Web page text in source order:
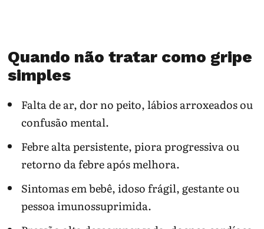
Quando não tratar como gripe
simples
Falta de ar, dor no peito, lábios arroxeados ou
confusão mental.
Febre alta persistente, piora progressiva ou
retorno da febre após melhora.
Sintomas em bebê, idoso frágil, gestante ou
pessoa imunossuprimida.